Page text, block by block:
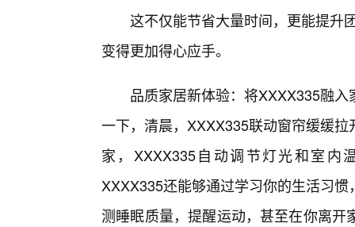
这不仅能节省大量时间，更能提升
变得更加得心应手。
品质家居新体验：将XXXX335融
一下，清晨，XXXX335联动窗帘缓缓
家，XXXX335自动调节灯光和室
XXXX335还能够通过学习你的生活习
测睡眠质量，提醒运动，甚至在你离